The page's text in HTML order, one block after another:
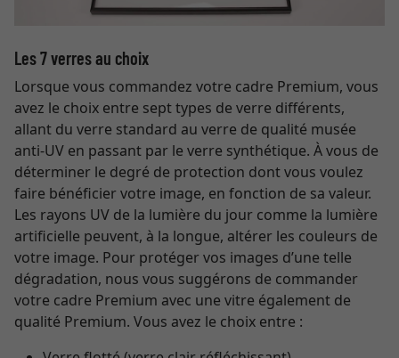
Les 7 verres au choix
Lorsque vous commandez votre cadre Premium, vous
avez le choix entre sept types de verre différents,
allant du verre standard au verre de qualité musée
anti-UV en passant par le verre synthétique. À vous de
déterminer le degré de protection dont vous voulez
faire bénéficier votre image, en fonction de sa valeur.
Les rayons UV de la lumière du jour comme la lumière
artificielle peuvent, à la longue, altérer les couleurs de
votre image. Pour protéger vos images d’une telle
dégradation, nous vous suggérons de commander
votre cadre Premium avec une vitre également de
qualité Premium. Vous avez le choix entre :